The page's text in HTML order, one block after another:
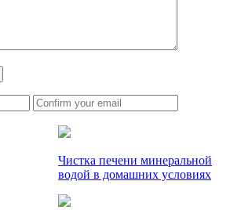
Чистка печени минеральной
водой в домашних условиях